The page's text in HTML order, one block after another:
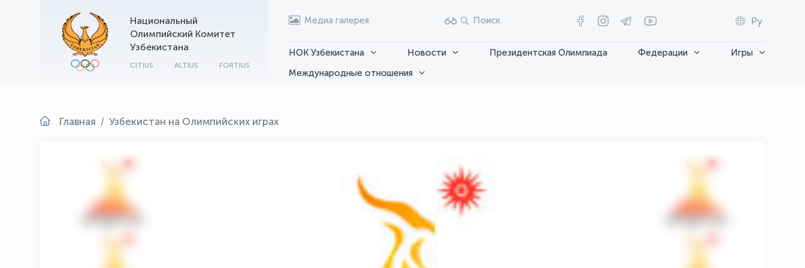
Национальный
Олимпийский Комитет
Узбекистана
CITIUS ALTIUS FORTIUS
Медиа галерея Поиск Ру
НОК Узбекистана Новости Президентская Олимпиада Федерации
Игры
Международные отношения
Главная Узбекистан на Олимпийских играх